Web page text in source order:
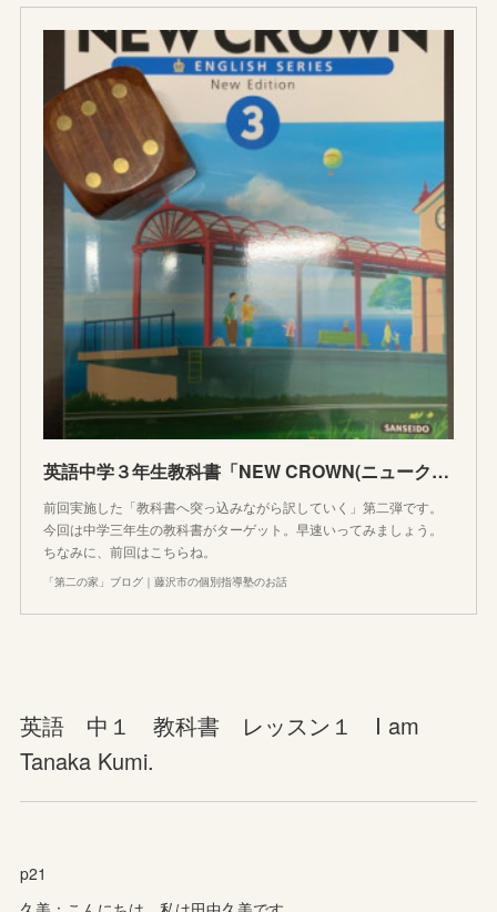
英語中学３年生教科書「NEW CROWN(ニュークラウン)」へ突っ込みながら日本語訳(和訳)していく
前回実施した「教科書へ突っ込みながら訳していく」第二弾です。
今回は中学三年生の教科書がターゲット。早速いってみましょう。
ちなみに、前回はこちらね。
「第二の家」ブログ｜藤沢市の個別指導塾のお話
英語 中１ 教科書 レッスン１ I am
Tanaka Kumi.
p21